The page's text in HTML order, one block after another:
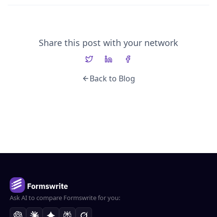
Share this post with your network
Back to Blog
Ask AI to compare Formswrite for you: